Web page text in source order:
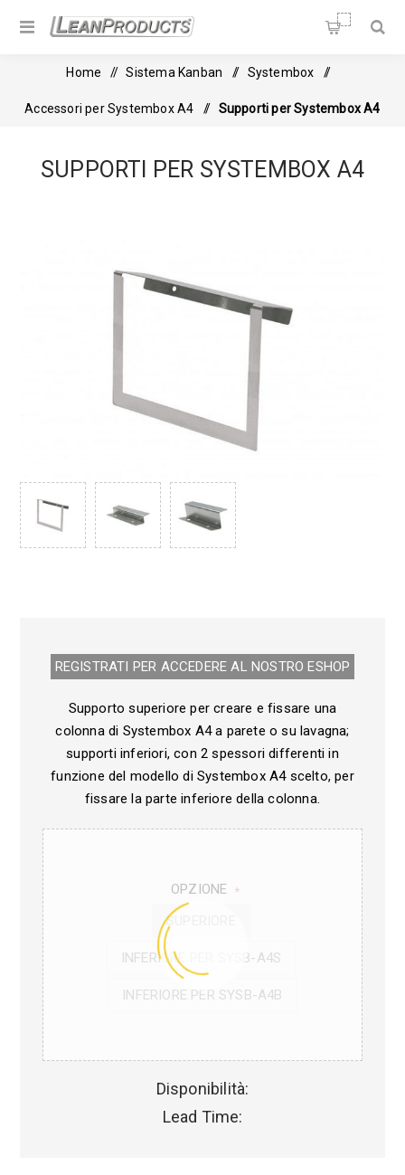
Soluzioni per la Lean
Home / Sistema Kanban / Systembox /
Accessori per Systembox A4 / Supporti per Systembox A4
SUPPORTI PER SYSTEMBOX A4
REGISTRATI PER ACCEDERE AL NOSTRO E­SHOP
Supporto superiore per creare e fissare una
colonna di Systembox A4 a parete o su lavagna;
supporti inferiori, con 2 spessori differenti in
funzione del modello di Systembox A4 scelto, per
fissare la parte inferiore della colonna.
OPZIONE *
SUPERIORE
INFERIORE PER SYSB-A4S
INFERIORE PER SYSB-A4B
Disponibilità:
Lead Time: